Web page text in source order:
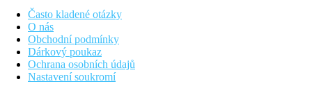
večeře formou bufetových stolů
Vzdálenosti
300 m
Vzdálenost k pláži
Často kladené otázky
O nás
Obchodní podmínky
Dárkový poukaz
Ochrana osobních údajů
Nastavení soukromí